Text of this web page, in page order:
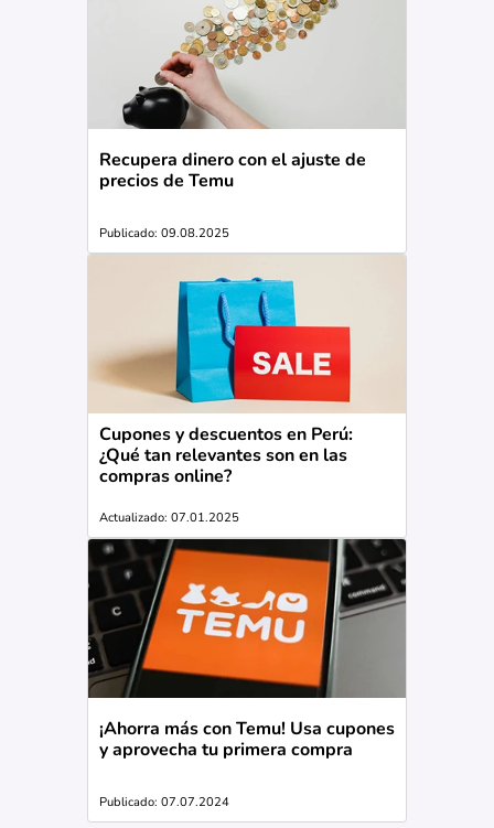
Recupera dinero con el ajuste de
precios de Temu
Publicado: 09.08.2025
Cupones y descuentos en Perú:
¿Qué tan relevantes son en las
compras online?
Actualizado: 07.01.2025
¡Ahorra más con Temu! Usa cupones
y aprovecha tu primera compra
Publicado: 07.07.2024